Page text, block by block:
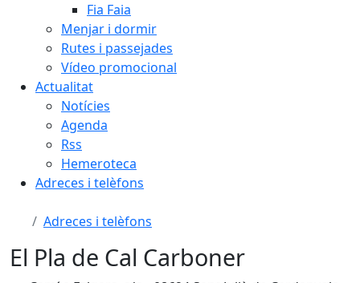
Fia Faia
Menjar i dormir
Rutes i passejades
Vídeo promocional
Actualitat
Notícies
Agenda
Rss
Hemeroteca
Adreces i telèfons
Adreces i telèfons
El Pla de Cal Carboner